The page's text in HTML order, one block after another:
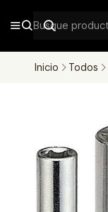
Inicio Todos